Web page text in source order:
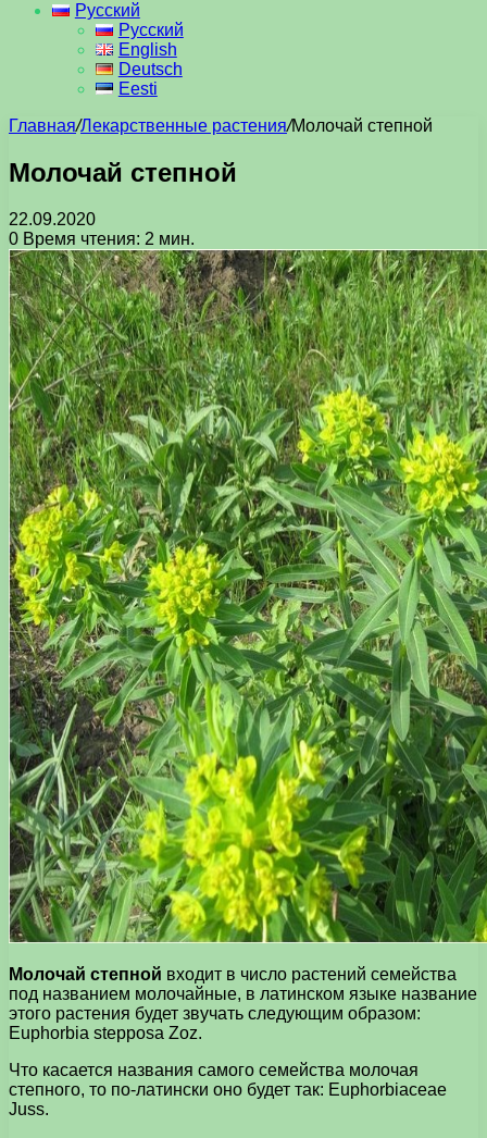
Русский
Русский
English
Deutsch
Eesti
Главная/Лекарственные растения/Молочай степной
Молочай степной
22.09.2020
0 Время чтения: 2 мин.
Молочай степной входит в число растений семейства
под названием молочайные, в латинском языке название
этого растения будет звучать следующим образом:
Euphorbia stepposa Zoz.
Что касается названия самого семейства молочая
степного, то по-латински оно будет так: Euphorbiaceae
Juss.